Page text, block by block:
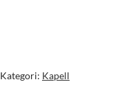
Kategori: Kapell